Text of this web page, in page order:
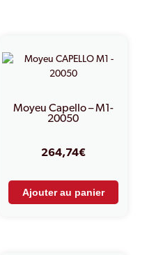
Moyeu Capello – M1-
20050
264,74€
Ajouter au panier